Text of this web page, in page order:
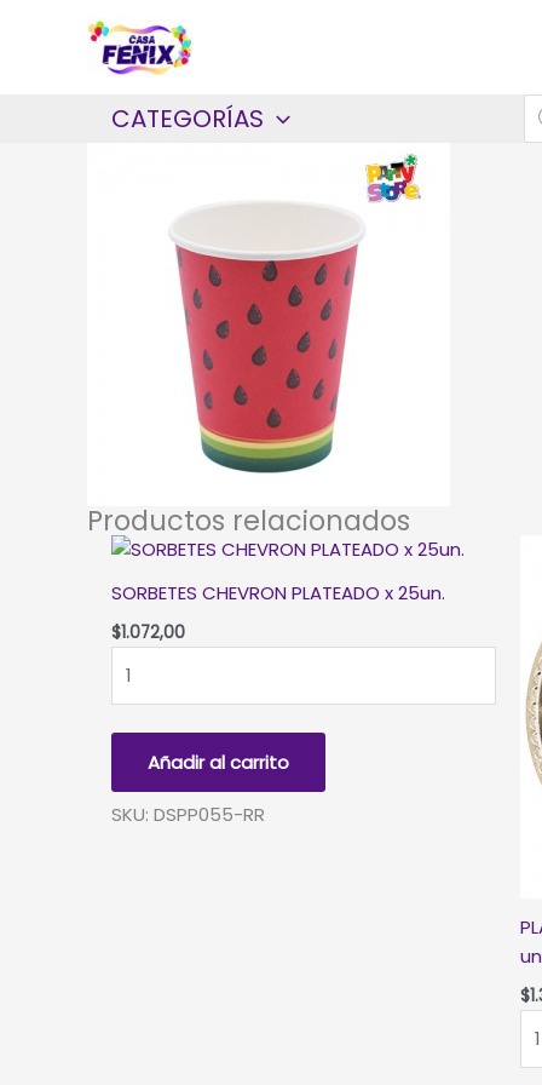
CATEGORÍAS
Productos relacionados
SORBETES CHEVRON PLATEADO x 25un.
$1.072,00
CHEVRON
25un.
cantidad
Añadir al carrito
SKU: DSPP055-RR
$
DE